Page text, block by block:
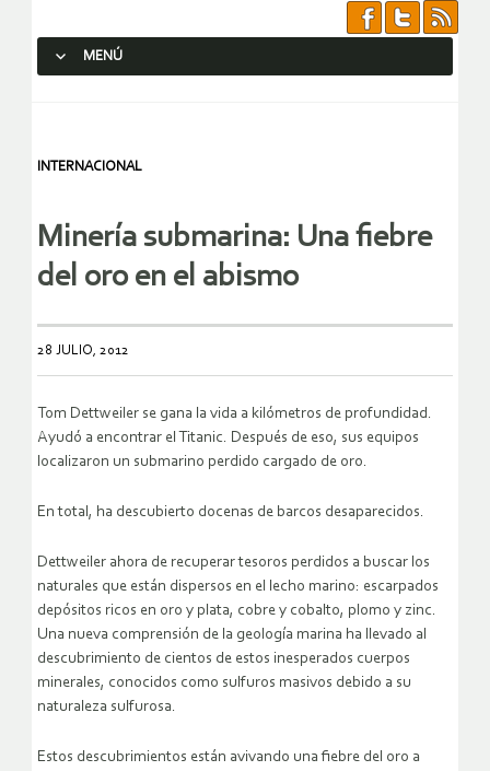
MENÚ
INTERNACIONAL
Minería submarina: Una fiebre
del oro en el abismo
28 JULIO, 2012
Tom Dettweiler se gana la vida a kilómetros de profundidad.
Ayudó a encontrar el Titanic. Después de eso, sus equipos
localizaron un submarino perdido cargado de oro.
En total, ha descubierto docenas de barcos desaparecidos.
Dettweiler ahora de recuperar tesoros perdidos a buscar los
naturales que están dispersos en el lecho marino: escarpados
depósitos ricos en oro y plata, cobre y cobalto, plomo y zinc.
Una nueva comprensión de la geología marina ha llevado al
descubrimiento de cientos de estos inesperados cuerpos
minerales, conocidos como sulfuros masivos debido a su
naturaleza sulfurosa.
Estos descubrimientos están avivando una fiebre del oro a